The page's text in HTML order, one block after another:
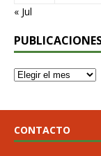
« Jul
CONTACTO